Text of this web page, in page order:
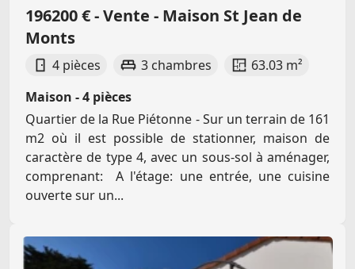
196200 € - Vente - Maison St Jean de
Monts
4 pièces 3 chambres
63.03 m²
Maison - 4 pièces
Quartier de la Rue Piétonne - Sur un terrain de 161
m2 où il est possible de stationner, maison de
caractère de type 4, avec un sous-sol à aménager,
comprenant: A l'étage: une entrée, une cuisine
ouverte sur un...